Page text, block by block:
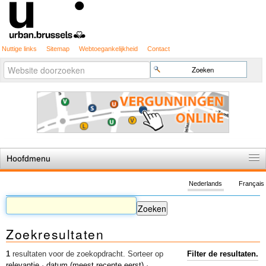
Nuttige links Sitemap Webtoegankelijkheid Contact
Zoek
Geavanceerd
zoeken...
Hoofdmenu
De spelregels
Stedenbouwkundige vergunning
Cartografie
Studies en publicaties
Français
Nederlands
Zoekresultaten
1 resultaten voor de zoekopdracht. Filter de resultaten.
Sorteer op